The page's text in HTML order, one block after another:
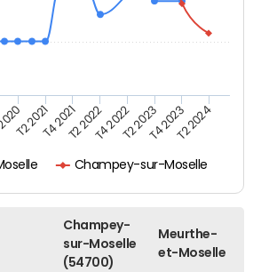
Champey-sur-Moselle
T2 2021T4 2021T2 2022T4 2022T2 2023T4 2023T2 2024
Champey-
sur-Moselle
(54700)
Meurthe-
et-Moselle